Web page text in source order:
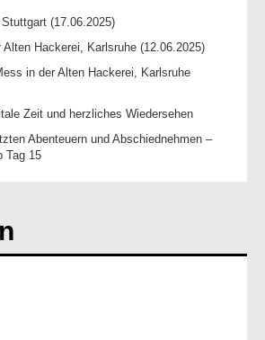
(17.06.2025)
Hackerei, Karlsruhe (12.06.2025)
in der Alten Hackerei, Karlsruhe
Zeit und herzliches Wiedersehen
Abenteuern und Abschiednehmen –
Tag 15